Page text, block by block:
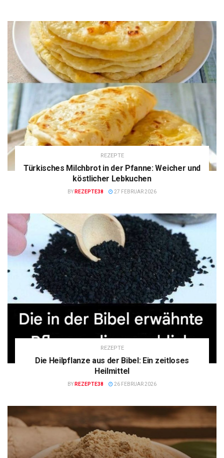
REZEPTE
Türkisches Milchbrot in der Pfanne: Weicher und
köstlicher Lebkuchen
BY REZEPTE38 27 FEBRUAR 2026
REZEPTE
Die Heilpflanze aus der Bibel: Ein zeitloses
Heilmittel
BY REZEPTE38 26 FEBRUAR 2026